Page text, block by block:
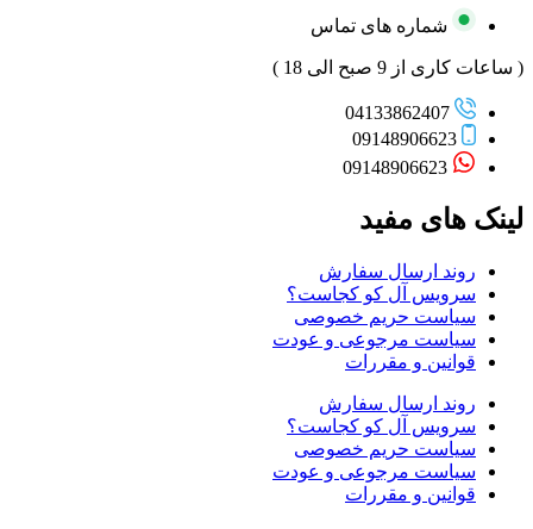
شماره های تماس
( ساعات کاری از 9 صبح الی 18 )
04133862407
09148906623
09148906623
لینک های مفید
روند ارسال سفارش
سرویس آل کو کجاست؟
سیاست حریم خصوصی
سیاست مرجوعی و عودت
قوانین و مقررات
روند ارسال سفارش
سرویس آل کو کجاست؟
سیاست حریم خصوصی
سیاست مرجوعی و عودت
قوانین و مقررات